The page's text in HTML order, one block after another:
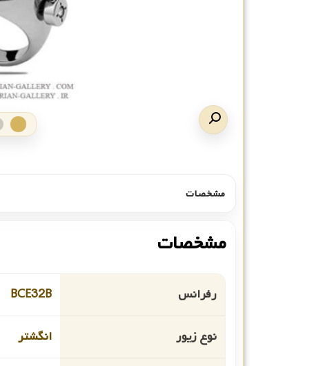
مشخصات
مشخصات
رفرانس BCE32B
نوع زیور انگشتر